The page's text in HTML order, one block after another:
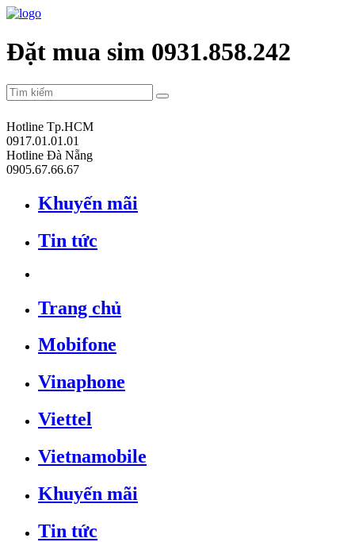
Đặt mua sim 0931.858.242
Hotline Tp.HCM
0917.01.01.01
Hotline Đà Nẵng
0905.67.66.67
Khuyến mãi
Tin tức
Trang chủ
Mobifone
Vinaphone
Viettel
Vietnamobile
Khuyến mãi
Tin tức